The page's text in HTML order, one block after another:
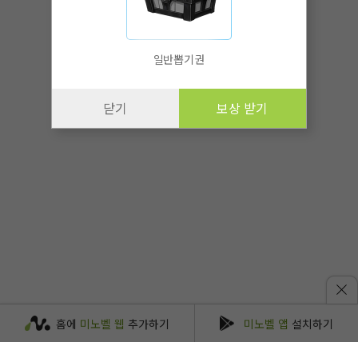
일반뽑기권
닫기 보상 받기
홈에 미노벨 웹 추가하기 미노벨 앱 설치하기